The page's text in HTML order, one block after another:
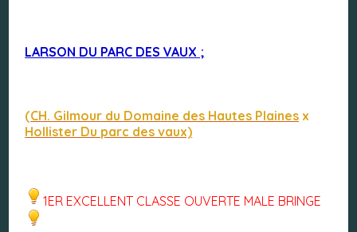
LARSON DU PARC DES VAUX ;
(CH. Gilmour du Domaine des Hautes Plaines x
Hollister Du parc des vaux)
1ER EXCELLENT CLASSE OUVERTE MALE BRINGE